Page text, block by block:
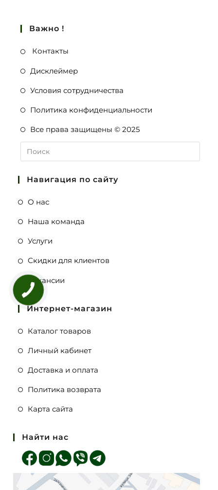
Важно !
Контакты
Дисклеймер
Условия сотрудничества
Политика конфиденциальности
Все права защищены © 2025
Навигация по сайту
О нас
Наша команда
Услуги
Скидки для клиентов
Вакансии
Интернет-магазин
Каталог товаров
Личный кабинет
Доставка и оплата
Политика возврата
Карта сайта
Найти нас